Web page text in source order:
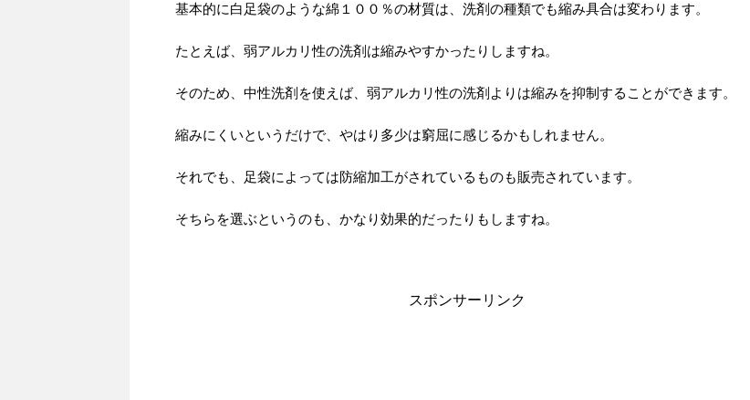
基本的に白足袋のような綿１００％の材質は、洗剤の種類でも縮み具合は変わります。
たとえば、弱アルカリ性の洗剤は縮みやすかったりしますね。
そのため、中性洗剤を使えば、弱アルカリ性の洗剤よりは縮みを抑制することができます。
縮みにくいというだけで、やはり多少は窮屈に感じるかもしれません。
それでも、足袋によっては防縮加工がされているものも販売されています。
そちらを選ぶというのも、かなり効果的だったりもしますね。
スポンサーリンク